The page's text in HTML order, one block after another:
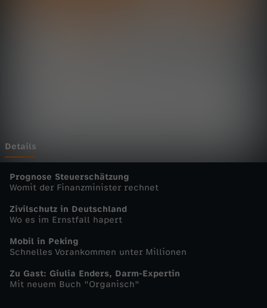
a
g
a
z
n
Details
Prognose Steuerschätzung
Womit der Finanzminister rechnet
Zivilschutz in Deutschland
Wo es im Ernstfall hapert
Mobil in Peking
Schnelles Vorankommen unter Millionen
Zu Gast: Giulia Enders, Darm-Expertin
Mit neuem Buch "Organisch"